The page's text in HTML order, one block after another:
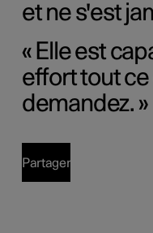
et ne s'est
« Elle est
effort tout ce
demandez. »
Partager